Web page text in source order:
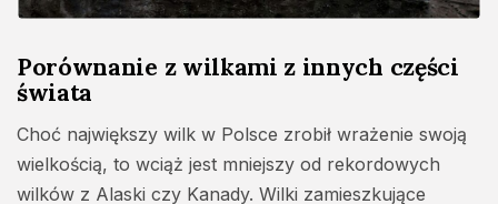
Porównanie z wilkami z innych części
świata
Choć największy wilk w Polsce zrobił wrażenie swoją
wielkością, to wciąż jest mniejszy od rekordowych
wilków z Alaski czy Kanady. Wilki zamieszkujące